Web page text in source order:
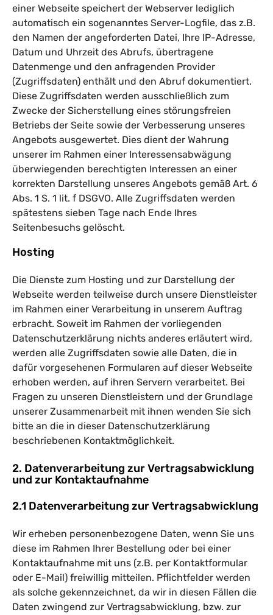
einer Webseite speichert der Webserver lediglich
automatisch ein sogenanntes Server-Logfile, das z.B.
den Namen der angeforderten Datei, Ihre IP-Adresse,
Datum und Uhrzeit des Abrufs, übertragene
Datenmenge und den anfragenden Provider
(Zugriffsdaten) enthält und den Abruf dokumentiert.
Diese Zugriffsdaten werden ausschließlich zum
Zwecke der Sicherstellung eines störungsfreien
Betriebs der Seite sowie der Verbesserung unseres
Angebots ausgewertet. Dies dient der Wahrung
unserer im Rahmen einer Interessensabwägung
überwiegenden berechtigten Interessen an einer
korrekten Darstellung unseres Angebots gemäß Art. 6
Abs. 1 S. 1 lit. f DSGVO. Alle Zugriffsdaten werden
spätestens sieben Tage nach Ende Ihres
Seitenbesuchs gelöscht.
Hosting
Die Dienste zum Hosting und zur Darstellung der
Webseite werden teilweise durch unsere Dienstleister
im Rahmen einer Verarbeitung in unserem Auftrag
erbracht. Soweit im Rahmen der vorliegenden
Datenschutzerklärung nichts anderes erläutert wird,
werden alle Zugriffsdaten sowie alle Daten, die in
dafür vorgesehenen Formularen auf dieser Webseite
erhoben werden, auf ihren Servern verarbeitet. Bei
Fragen zu unseren Dienstleistern und der Grundlage
unserer Zusammenarbeit mit ihnen wenden Sie sich
bitte an die in dieser Datenschutzerklärung
beschriebenen Kontaktmöglichkeit.
2. Datenverarbeitung zur Vertragsabwicklung
und zur Kontaktaufnahme
2.1 Datenverarbeitung zur Vertragsabwicklung
Wir erheben personenbezogene Daten, wenn Sie uns
diese im Rahmen Ihrer Bestellung oder bei einer
Kontaktaufnahme mit uns (z.B. per Kontaktformular
oder E-Mail) freiwillig mitteilen. Pflichtfelder werden
als solche gekennzeichnet, da wir in diesen Fällen die
Daten zwingend zur Vertragsabwicklung, bzw. zur